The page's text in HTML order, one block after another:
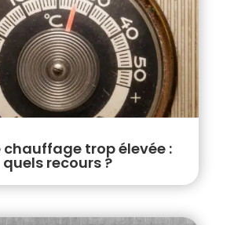
chauffage trop élevée :
quels recours ?